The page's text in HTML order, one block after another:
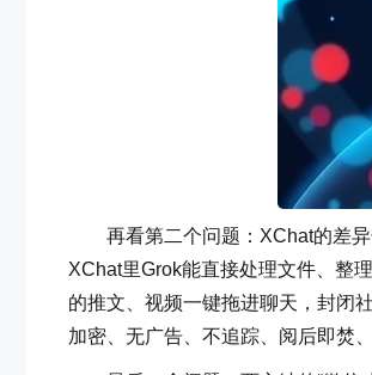
再看第二个问题：XChat的差异
XChat里Grok能直接处理文件、整
的推文、视频一键拖进聊天，封闭
加密、无广告、不追踪、阅后即焚